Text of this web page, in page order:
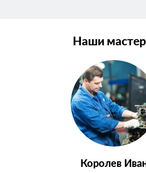
Наши
Королев